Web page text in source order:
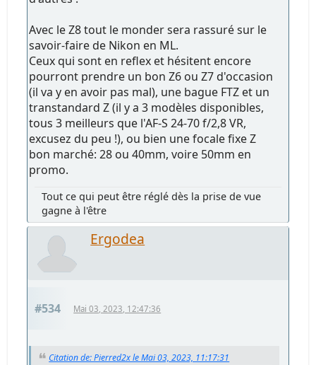
Avec le Z8 tout le monder sera rassuré sur le
savoir-faire de Nikon en ML.
Ceux qui sont en reflex et hésitent encore
pourront prendre un bon Z6 ou Z7 d'occasion
(il va y en avoir pas mal), une bague FTZ et un
transtandard Z (il y a 3 modèles disponibles,
tous 3 meilleurs que l'AF-S 24-70 f/2,8 VR,
excusez du peu !), ou bien une focale fixe Z
bon marché: 28 ou 40mm, voire 50mm en
promo.
Tout ce qui peut être réglé dès la prise de vue
gagne à l'être
Ergodea
#534 Mai 03, 2023, 12:47:36
Citation de: Pierred2x le Mai 03, 2023, 11:17:31